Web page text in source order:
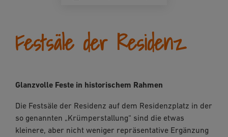
Festsäle der Residenz
Glanzvolle Feste in historischem Rahmen
Die Festsäle der Residenz auf dem Residenzplatz in der
so genannten „Krümperstallung“ sind die etwas
kleinere, aber nicht weniger repräsentative Ergänzung